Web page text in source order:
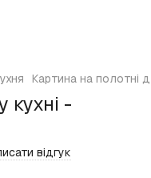
Картина на полотні
кухні -
відгук